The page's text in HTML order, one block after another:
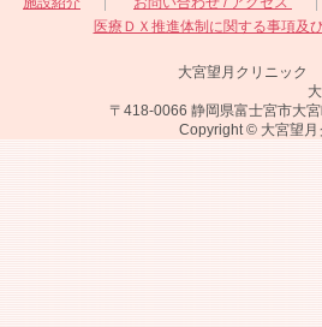
医療ＤＸ推進体制に関する事項及
大宮望月クリニッ
〒418-0066 静岡県富士宮市大
Copyright © 大宮望月